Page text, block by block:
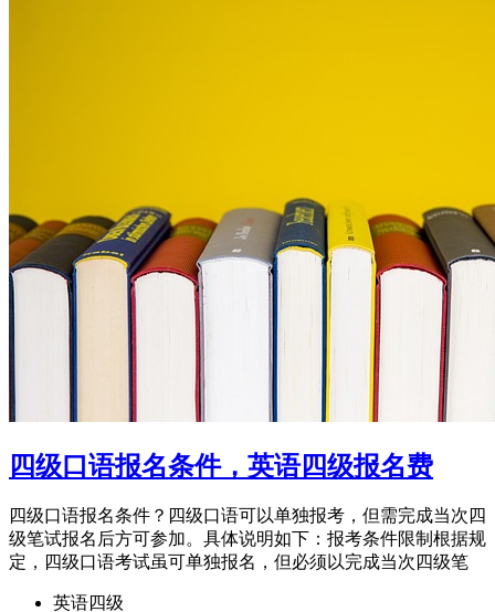
四级口语报名条件，英语四级报名费
四级口语报名条件？四级口语可以单独报考，但需完成当次四
级笔试报名后方可参加。具体说明如下：报考条件限制根据规
定，四级口语考试虽可单独报名，但必须以完成当次四级笔
英语四级